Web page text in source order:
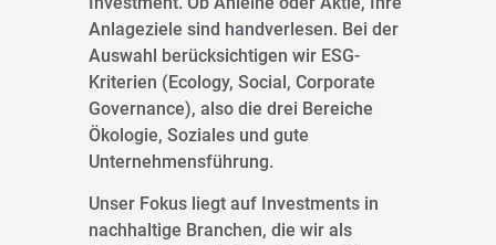
Anlageziele sind handverlesen. Bei der
Auswahl berücksichtigen wir ESG-
Kriterien (Ecology, Social, Corporate
Governance), also die drei Bereiche
Ökologie, Soziales und gute
Unternehmensführung.
Unser Fokus liegt auf Investments in
nachhaltige Branchen, die wir als